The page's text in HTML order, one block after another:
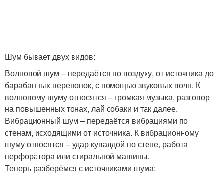
Шум бывает двух видов:
Волновой шум – передаётся по воздуху, от источника до
барабанных перепонок, с помощью звуковых волн. К
волновому шуму относятся – громкая музыка, разговор
на повышенных тонах, лай собаки и так далее.
Вибрационный шум – передаётся вибрациями по
стенам, исходящими от источника. К вибрационному
шуму относятся – удар кувалдой по стене, работа
перфоратора или стиральной машины.
Теперь разберёмся с источниками шума: